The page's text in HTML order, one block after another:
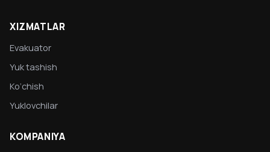
XIZMATLAR
Evakuator
Yuk tashish
Ko‘chish
Yuklovchilar
KOMPANIYA